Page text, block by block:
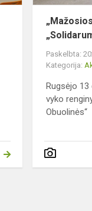
Paskelbta:
Kategorija:
Rugsėjo
vyko
Obuolinės“